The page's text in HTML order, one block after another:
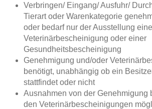
Verbringen/ Eingang/ Ausfuhr/
Tierart oder Warenkategorie
oder bedarf nur der Ausstellung
Veterinärbescheinigung oder einer
Gesundheitsbescheinigung
Genehmigung und/oder
benötigt, unabhängig ob ein
stattfindet oder nicht
Ausnahmen von der Genehmigung
den Veterinärbescheinigungen